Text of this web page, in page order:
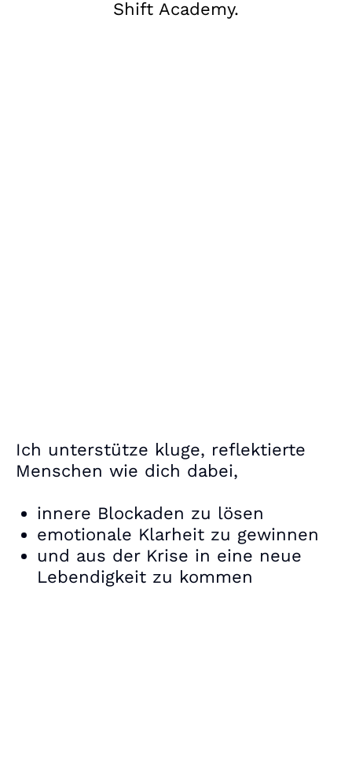
Shift Academy.
Ich unterstütze kluge, reflektierte
Menschen wie dich dabei,
innere Blockaden zu lösen
emotionale Klarheit zu gewinnen
und aus der Krise in eine neue
Lebendigkeit zu kommen